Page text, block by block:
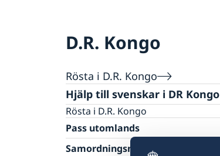
D.R. Kongo
Rösta i D.R. Kongo
Hjälp till svenskar i DR Kongo
Rösta i D.R. Kongo
Pass utomlands
Samordningsnummer